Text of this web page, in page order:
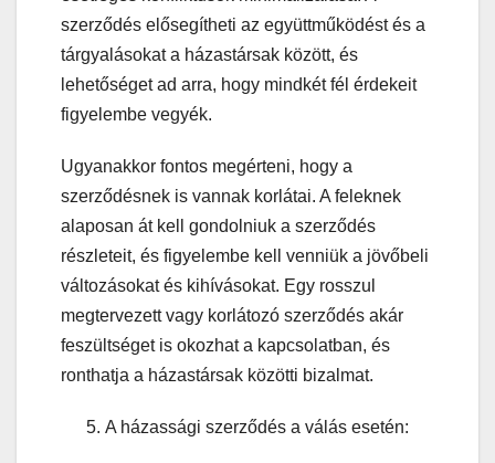
szerződés elősegítheti az együttműködést és a
tárgyalásokat a házastársak között, és
lehetőséget ad arra, hogy mindkét fél érdekeit
figyelembe vegyék.
Ugyanakkor fontos megérteni, hogy a
szerződésnek is vannak korlátai. A feleknek
alaposan át kell gondolniuk a szerződés
részleteit, és figyelembe kell venniük a jövőbeli
változásokat és kihívásokat. Egy rosszul
megtervezett vagy korlátozó szerződés akár
feszültséget is okozhat a kapcsolatban, és
ronthatja a házastársak közötti bizalmat.
A házassági szerződés a válás esetén: